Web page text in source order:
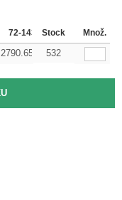
72-143 144-287
Stock Množ.
2790.65 2616.17
532